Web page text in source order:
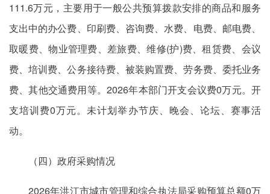
111.6万元，主要用于一般公共预算拨款安排的商品和服务
支出中的办公费、印刷费、咨询费、水费、电费、邮电费、
取暖费、物业管理费、差旅费、维修(护)费、租赁费、会议
费、培训费、公务接待费、被装购置费、劳务费、委托业务
费、其他交通费用等。2026年本部门开支会议费0万元。开
支培训费0万元。未计划举办节庆、晚会、论坛、赛事活
动。
（四）政府采购情况
2026年洪江市城市管理和综合执法局采购预算总额0万